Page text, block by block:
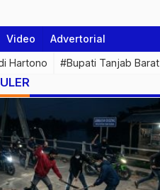
Video Advertorial
Hartono #Bupati Tanjab Barat